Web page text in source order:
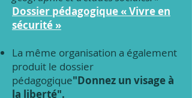
Dossier pédagogique « Vivre en
sécurité »
La même organisation a également
produit le dossier
pédagogique"Donnez un visage à
la liberté".